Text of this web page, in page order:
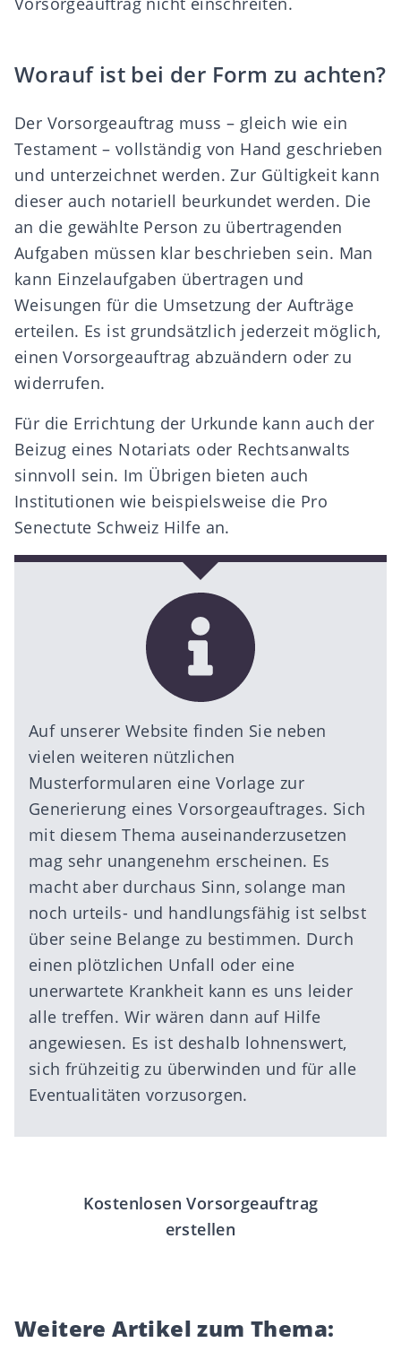
Worauf ist bei der Form zu achten?
Der Vorsorgeauftrag muss – gleich wie ein
Testament – vollständig von Hand geschrieben
und unterzeichnet werden. Zur Gültigkeit kann
dieser auch notariell beurkundet werden. Die
an die gewählte Person zu übertragenden
Aufgaben müssen klar beschrieben sein. Man
kann Einzelaufgaben übertragen und
Weisungen für die Umsetzung der Aufträge
erteilen. Es ist grundsätzlich jederzeit möglich,
einen Vorsorgeauftrag abzuändern oder zu
widerrufen.
Für die Errichtung der Urkunde kann auch der
Beizug eines Notariats oder Rechtsanwalts
sinnvoll sein. Im Übrigen bieten auch
Institutionen wie beispielsweise die Pro
Senectute Schweiz Hilfe an.
Auf unserer Website finden Sie neben
vielen weiteren nützlichen
Musterformularen eine Vorlage zur
Generierung einesVorsorgeauftrages. Sich
mit diesem Thema auseinanderzusetzen
mag sehr unangenehm erscheinen. Es
macht aber durchaus Sinn, solange man
noch urteils- und handlungsfähig ist selbst
über seine Belange zu bestimmen. Durch
einen plötzlichen Unfall oder eine
unerwartete Krankheit kann es uns leider
alle treffen. Wir wären dann auf Hilfe
angewiesen. Es ist deshalb lohnenswert,
sich frühzeitig zu überwinden und für alle
Eventualitäten vorzusorgen.
Kostenlosen Vorsorgeauftrag
erstellen
Weitere Artikel zum Thema: